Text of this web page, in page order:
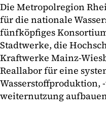
Die Metropolregion
für die nationale
fünfköpfiges
Stadtwerke, die
Kraftwerke Mainz-
Reallabor für eine
Wasserstoffproduktion,
weiternutzung